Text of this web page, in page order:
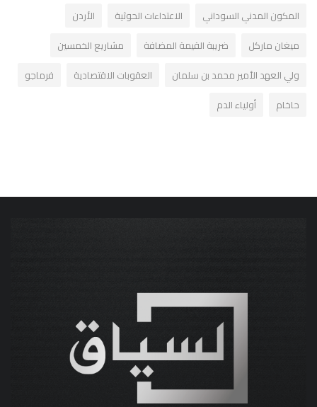
المكون المدني السوداني
الاعتداءات الحوثية
الأردن
ميغان ماركل
ضريبة القيمة المضافة
مشاريع الخمسين
ولي العهد الأمير محمد بن سلمان
العقوبات الاقتصادية
فرماجو
حاخام
أولياء الدم